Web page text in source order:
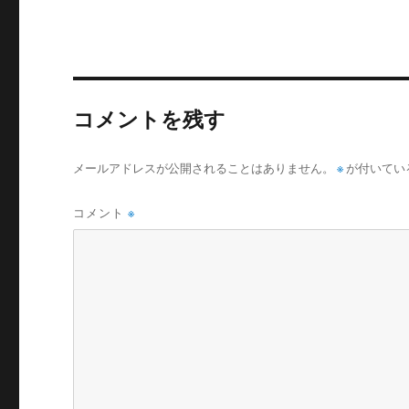
コメントを残す
メールアドレスが公開されることはありません。 ※ が付いて
コメント※